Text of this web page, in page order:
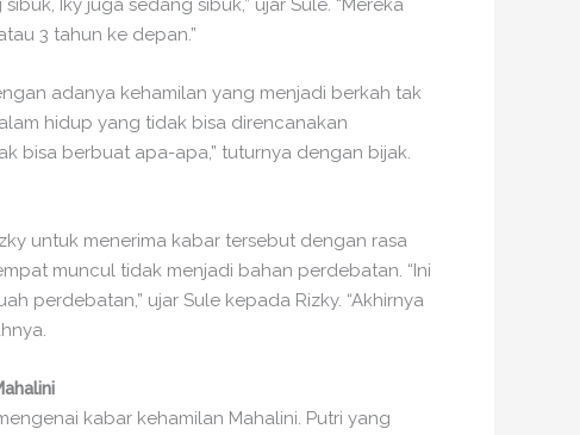
Iky juga sedang sibuk,” ujar Sule. “Mereka
3 tahun ke depan.”
adanya kehamilan yang menjadi berkah tak
hidup yang tidak bisa direncanakan
bisa berbuat apa-apa,” tuturnya dengan bijak.
untuk menerima kabar tersebut dengan rasa
muncul tidak menjadi bahan perdebatan. “Ini
perdebatan,” ujar Sule kepada Rizky. “Akhirnya
kabar kehamilan Mahalini. Putri yang